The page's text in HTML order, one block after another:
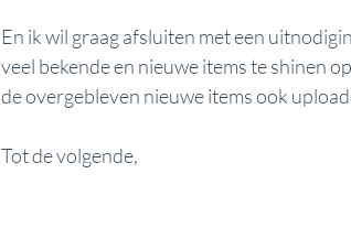
En ik wil graag afsluiten met een
veel bekende en nieuwe items te shinen
de overgebleven nieuwe items ook
Tot de volgende,